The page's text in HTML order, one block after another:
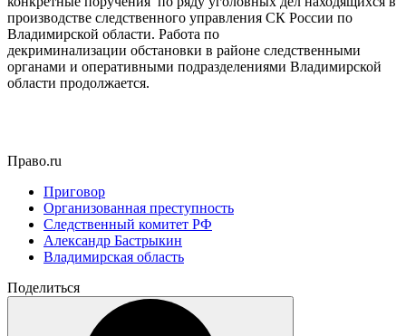
производстве следственного управления СК России по
Владимирской области. Работа по
декриминализации обстановки в районе следственными
органами и оперативными подразделениями Владимирской
области продолжается.
Право.ru
Приговор
Организованная преступность
Следственный комитет РФ
Александр Бастрыкин
Владимирская область
Поделиться